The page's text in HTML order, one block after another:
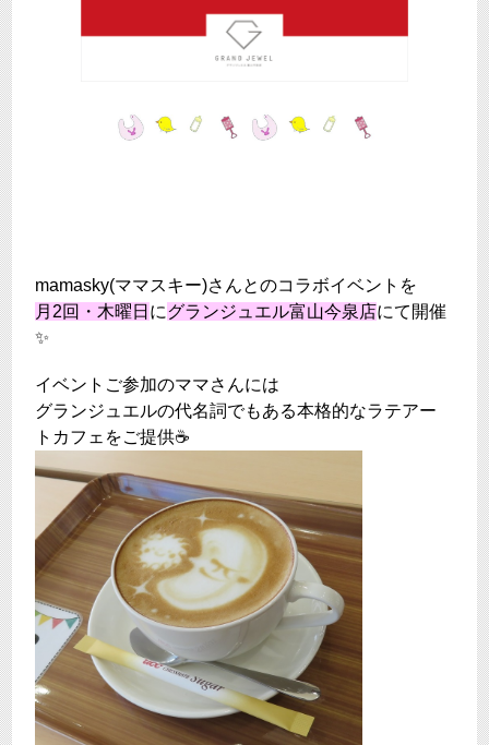
mamasky(ママスキー)さんとのコラボイベントを
月2回・木曜日 にグランジュエル富山今泉店にて開催
✨
イベントご参加のママさんには
グランジュエルの代名詞でもある本格的なラテアー
トカフェをご提供☕